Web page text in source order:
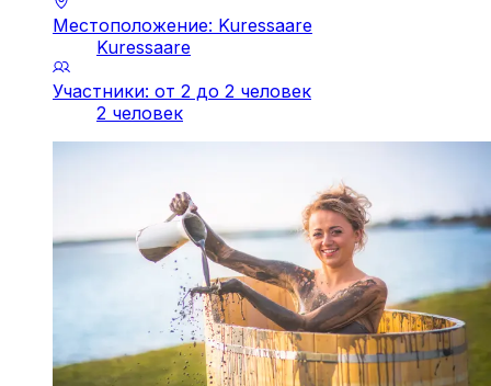
Местоположение: Kuressaare
Kuressaare
Участники: от 2 до 2 человек
2 человек